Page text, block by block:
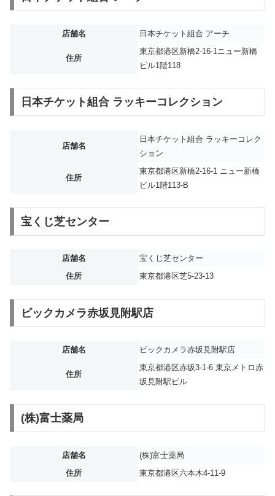
店舗名 日本チケット組合 アーチ
住所
東京都港区新橋2-16-1ニュー新橋
ビル1階118
日本チケット組合 ラッキーコレクション
店舗名
日本チケット組合 ラッキーコレク
ション
住所
東京都港区新橋2-16-1 ニュー新橋
ビル1階113-B
宝くじ芝センター
店舗名
宝くじ芝センター
住所
東京都港区芝5-23-13
ビックカメラ赤坂見附駅店
店舗名 ビックカメラ赤坂見附駅店
住所
東京都港区赤坂3-1-6 東京メトロ赤
坂見附駅ビル
(株)富士薬局
店舗名
(株)富士薬局
住所
東京都港区六本木4-11-9